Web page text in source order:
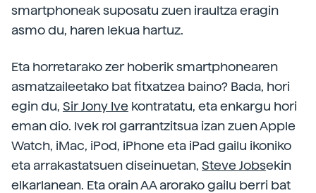
smartphoneak suposatu zuen iraultza eragin
asmo du, haren lekua hartuz.
Eta horretarako zer hoberik smartphonearen
asmatzaileetako bat fitxatzea baino? Bada, hori
egin du, Sir Jony Ive kontratatu, eta enkargu hori
eman dio. Ivek rol garrantzitsua izan zuen Apple
Watch, iMac, iPod, iPhone eta iPad gailu ikoniko
eta arrakastatsuen diseinuetan, Steve Jobsekin
elkarlanean. Eta orain AA arorako gailu berri bat